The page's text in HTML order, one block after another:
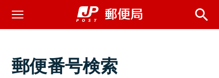
郵便番号検索